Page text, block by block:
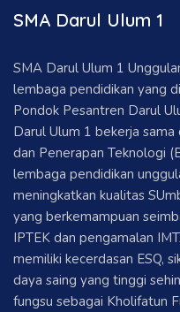
SMA Darul Ulum 1
SMA Darul Ulum 1
lembaga pendidikan yang
Pondok Pesantren Darul
Darul Ulum 1 bekerja
dan Penerapan Teknologi
lembaga pendidikan
meningkatkan kualitas
yang berkemampuan
IPTEK dan pengamalan
memiliki kecerdasan ESQ,
daya saing yang tinggi
fungsu sebagai Kholifatun